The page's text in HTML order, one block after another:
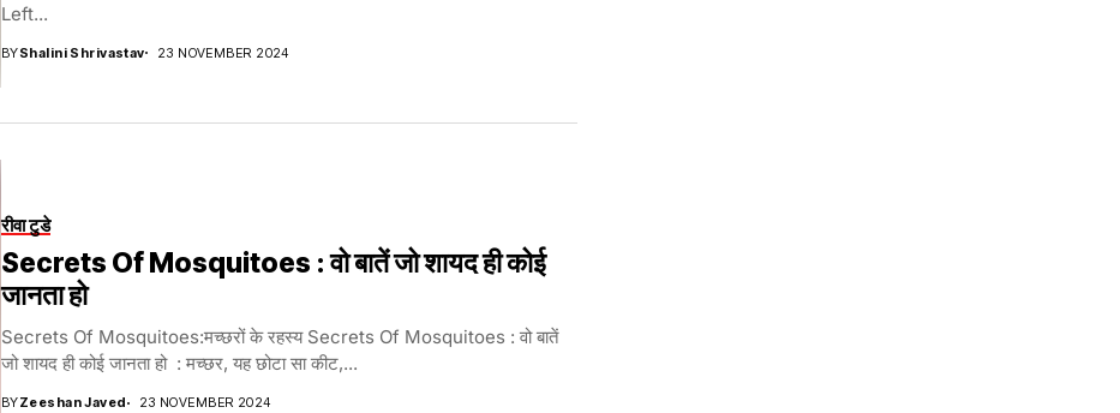
Left...
BYShalini Shrivastav 23 NOVEMBER 2024
रीवा टुडे
Secrets Of Mosquitoes : वो बातें जो शायद ही कोई
जानता हो
Secrets Of Mosquitoes:मच्छरों के रहस्य Secrets Of Mosquitoes : वो बातें
जो शायद ही कोई जानता हो : मच्छर, यह छोटा सा कीट,...
BYZeeshan Javed 23 NOVEMBER 2024